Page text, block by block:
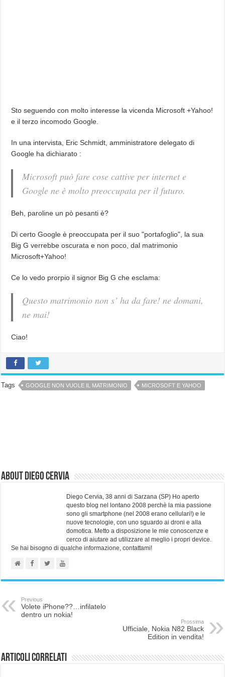
Sto seguendo con molto interesse la vicenda Microsoft +Yahoo!
e il terzo incomodo Google.
In una intervista, Eric Schmidt, amministratore delegato di
Google ha dichiarato :
Microsoft può fare cose cattive per internet e
Google ne è molto preoccupata per il futuro.
Beh, paroline un pò pesanti è?
Di certo Google è preoccupata per il suo "portafoglio", la sua
Big G verrebbe oscurata e non poco, dal matrimonio
Microsoft+Yahoo!
Ce lo vedo prorpio il signor Big G che esclama:
Questo matrimonio non s’ ha da fare! ne domani,
ne mai!
Ciao!
Tags GOOGLE NON VUOLE IL MATRIMONIO MICROSOFT E YAHOO
About Diego Cervia
Diego Cervia, 38 anni di Sarzana (SP) Ho aperto
questo blog nel lontano 2008 perchè la mia passione
sono gli smartphone (nel 2008 erano cellulari!) e le
nuove tecnologie, con uno sguardo ai droni e alla
domotica. Metto a disposizione le mie conoscenze e
cerco di aiutare ad utilizzare al meglio i propri device.
Se hai bisogno di qualche informazione, contattami!
Previous
Volete iPhone??…infilatelo
dentro un nokia!
Prossima
Ufficiale, Nokia N82 Black
Edition in vendita!
Articoli correlati